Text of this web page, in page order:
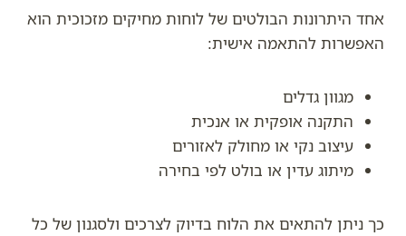
אחד היתרונות הבולטים של לוחות מחיקים מזכוכית הוא
האפשרות להתאמה אישית:
מגוון גדלים
התקנה אופקית או אנכית
עיצוב נקי או מחולק לאזורים
מיתוג עדין או בולט לפי בחירה
כך ניתן להתאים את הלוח בדיוק לצרכים ולסגנון של כל